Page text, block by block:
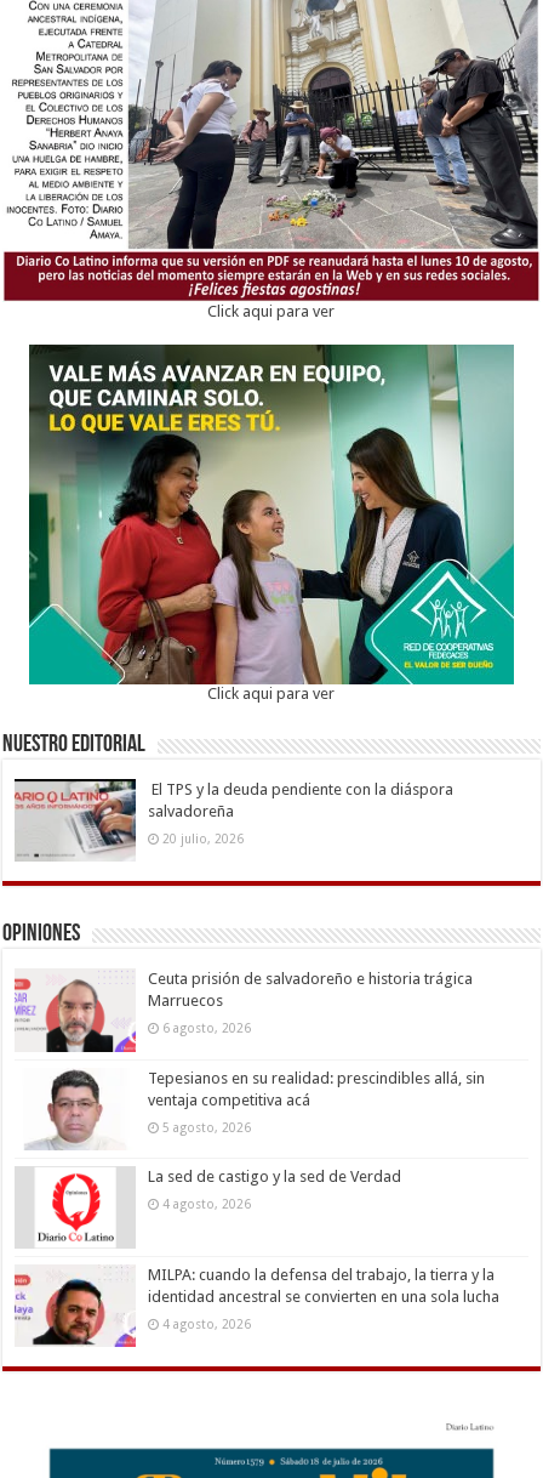
Click aqui para ver
Click aqui para ver
Nuestro Editorial
El TPS y la deuda pendiente con la diáspora
salvadoreña
20 julio, 2026
Opiniones
Ceuta prisión de salvadoreño e historia trágica
Marruecos
6 agosto, 2026
Tepesianos en su realidad: prescindibles allá, sin
ventaja competitiva acá
5 agosto, 2026
La sed de castigo y la sed de Verdad
4 agosto, 2026
MILPA: cuando la defensa del trabajo, la tierra y la
identidad ancestral se convierten en una sola lucha
4 agosto, 2026